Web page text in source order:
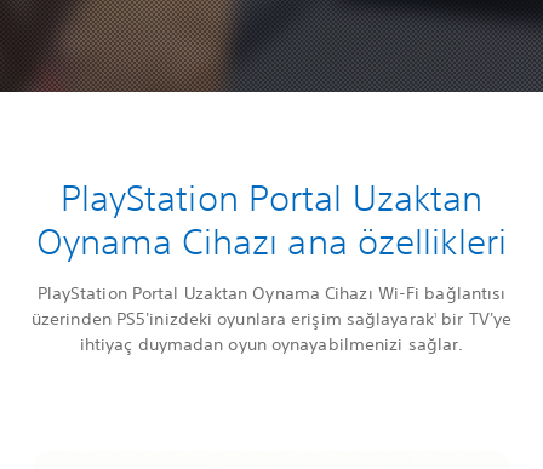
PlayStation Portal Uzaktan
Oynama Cihazı ana özellikleri
PlayStation Portal Uzaktan Oynama Cihazı Wi-Fi bağlantısı
üzerinden PS5'inizdeki oyunlara erişim sağlayarak1
bir TV'ye
ihtiyaç duymadan oyun oynayabilmenizi sağlar.